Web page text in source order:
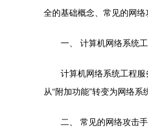
全的基础概念、常见的网
一、 计算机网络系统
计算机网络系统工程
从“附加功能”转变为网络
二、 常见的网络攻击